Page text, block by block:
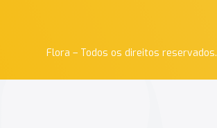
Flora – Todos os direitos reservados.